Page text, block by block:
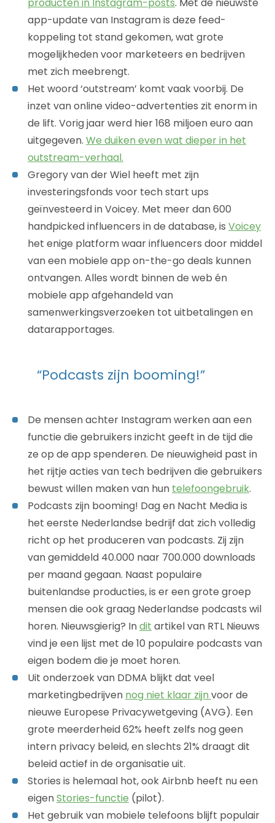
app-update van Instagram is deze feed-
koppeling tot stand gekomen, wat grote
mogelijkheden voor marketeers en bedrijven
met zich meebrengt.
Het woord ‘outstream’ komt vaak voorbij. De
inzet van online video-advertenties zit enorm in
de lift. Vorig jaar werd hier 168 miljoen euro aan
uitgegeven. We duiken even wat dieper in het
outstream-verhaal.
Gregory van der Wiel heeft met zijn
investeringsfonds voor tech start ups
geïnvesteerd in Voicey. Met meer dan 600
handpicked influencers in de database, is Voicey
het enige platform waar influencers door middel
van een mobiele app on-the-go deals kunnen
ontvangen. Alles wordt binnen de web én
mobiele app afgehandeld van
samenwerkingsverzoeken tot uitbetalingen en
datarapportages.
“Podcasts zijn booming!”
De mensen achter Instagram werken aan een
functie die gebruikers inzicht geeft in de tijd die
ze op de app spenderen. De nieuwigheid past in
het rijtje acties van tech bedrijven die gebruikers
bewust willen maken van hun telefoongebruik.
Podcasts zijn booming! Dag en Nacht Media is
het eerste Nederlandse bedrijf dat zich volledig
richt op het produceren van podcasts. Zij zijn
van gemiddeld 40.000 naar 700.000 downloads
per maand gegaan. Naast populaire
buitenlandse producties, is er een grote groep
mensen die ook graag Nederlandse podcasts wil
horen. Nieuwsgierig? Indit artikel van RTL Nieuws
vind je een lijst met de 10 populaire podcasts van
eigen bodem die je moet horen.
Uit onderzoek van DDMA blijkt dat veel
marketingbedrijven nog niet klaar zijn voor de
nieuwe Europese Privacywetgeving (AVG). Een
grote meerderheid 62% heeft zelfs nog geen
intern privacy beleid, en slechts 21% draagt dit
beleid actief in de organisatie uit.
Stories is helemaal hot, ook Airbnb heeft nu een
eigenStories-functie (pilot).
Het gebruik van mobiele telefoons blijft populair